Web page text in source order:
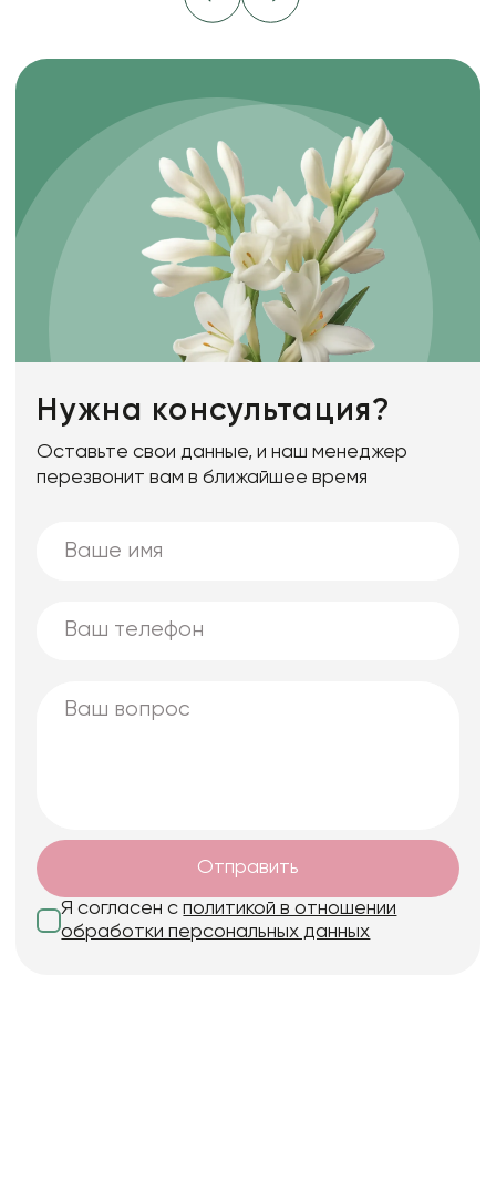
Нужна консультация?
Оставьте свои данные, и наш менеджер
перезвонит вам в ближайшее время
Отправить
Я согласен сполитикой в отношении
обработки персональных данных